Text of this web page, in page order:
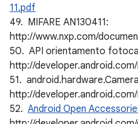
11.pdf
49. MIFARE AN130411:
http://www.nxp.com/
50. API orientamento
http://
51.
http://
52. Android Open